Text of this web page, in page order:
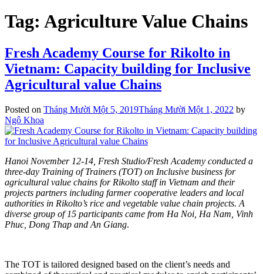
Tag: Agriculture Value Chains
Fresh Academy Course for Rikolto in
Vietnam: Capacity building for Inclusive
Agricultural value Chains
Posted on Tháng Mười Một 5, 2019Tháng Mười Một 1, 2022 by
Ngô Khoa
Hanoi November 12-14, Fresh Studio/Fresh Academy conducted a
three-day Training of Trainers (TOT) on Inclusive business for
agricultural value chains for Rikolto staff in Vietnam and their
projects partners including farmer cooperative leaders and local
authorities in Rikolto’s rice and vegetable value chain projects. A
diverse group of 15 participants came from Ha Noi, Ha Nam, Vinh
Phuc, Dong Thap and An Giang.
The TOT is tailored designed based on the client’s needs and